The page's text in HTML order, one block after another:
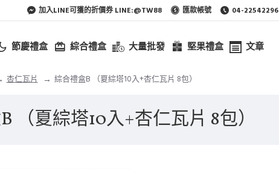
加入LINE可獲的折價券 LINE:@TW88 匯款帳號 04-22542296
節慶禮盒 綜合禮盒 大量批發 堅果禮盒 文章
杏仁瓦片 綜合禮盒B （夏綜塔10入+杏仁瓦片 8包）
（夏綜塔10入+杏仁瓦片 8包）